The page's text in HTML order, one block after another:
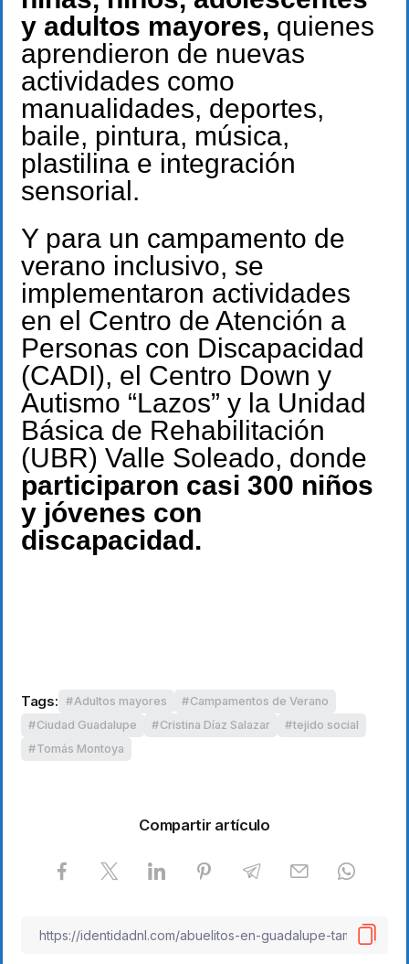
y adultos mayores, quienes
aprendieron de nuevas
actividades como
manualidades, deportes,
baile, pintura, música,
plastilina e integración
sensorial.
Y para un campamento de
verano inclusivo, se
implementaron actividades
en el Centro de Atención a
Personas con Discapacidad
(CADI), el Centro Down y
Autismo “Lazos” y la Unidad
Básica de Rehabilitación
(UBR) Valle Soleado, donde
participaron casi 300 niños
y jóvenes con
discapacidad.
Tags: Adultos mayores
Campamentos de Verano
Ciudad Guadalupe
Cristina Díaz Salazar
tejido social
Tomás Montoya
Compartir artículo